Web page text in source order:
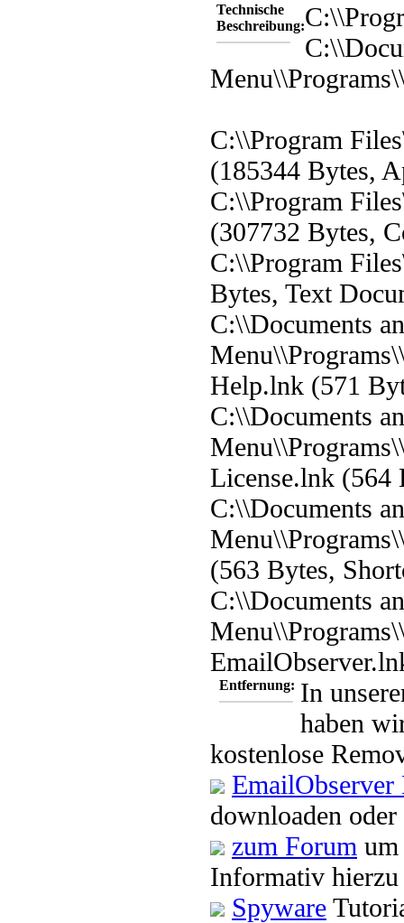
Technische
Beschreibung:
C:\\Program
(185344 Bytes,
C:\\Program
(307732 Bytes,
C:\\Program
Bytes, Text
C:\\Documents
Help.lnk (571
C:\\Documents
License.lnk (564
C:\\Documents
(563 Bytes,
C:\\Documents
Entfernung: In
haben
kostenlose
EmailObserver
downloaden
zum Forum
Informativ hierzu
Spyware